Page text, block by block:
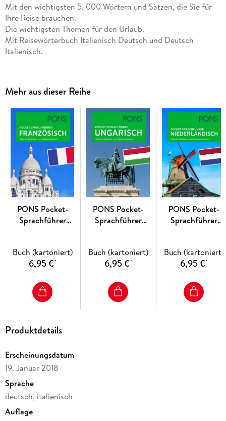
Mit den wichtigsten 5. 000 Wörtern und Sätzen, die Sie für
Ihre Reise brauchen.
Die wichtigsten Themen für den Urlaub.
Mit Reisewörterbuch Italienisch Deutsch und Deutsch
Italienisch.
Mehr aus dieser Reihe
PONS Pocket-
Sprachführer
Buch (kartoniert)
6,95 €*
PONS Pocket-
Sprachführer
Buch (kartoniert)
6,95 €*
PONS Pocket-
Sprachführer
Buch (kartoniert)
6,95 €*
Produktdetails
Erscheinungsdatum
19. Januar 2018
Sprache
deutsch, italienisch
Auflage